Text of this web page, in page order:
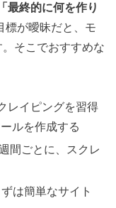
最終的に何を作り
標が曖昧だと、モ
そこでおすすめな
レイピングを習得
ルを作成する
間ごとに、スクレ
は簡単なサイト